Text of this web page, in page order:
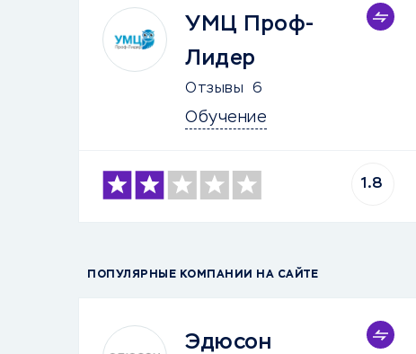
УМЦ Проф-
Лидер
Отзывы 6
Обучение
1.8
ПОПУЛЯРНЫЕ КОМПАНИИ НА САЙТЕ
Эдюсон